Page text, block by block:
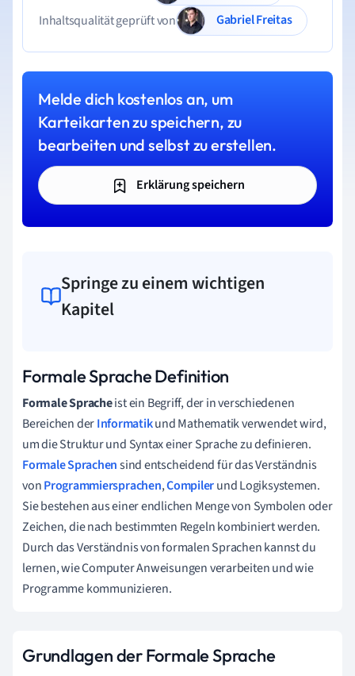
Inhaltsqualität geprüft von
Gabriel Freitas
Melde dich kostenlos an, um
Karteikarten zu speichern, zu
bearbeiten und selbst zu erstellen.
Erklärung speichern
Springe zu einem wichtigen
Kapitel
Formale Sprache Definition
Formale Spracheist ein Begriff, der in verschiedenen
Bereichen derInformatikund Mathematik verwendet wird,
um die Struktur und Syntax einer Sprache zu definieren.
Formale Sprachensind entscheidend für das Verständnis
vonProgrammiersprachen,Compilerund Logiksystemen.
Sie bestehen aus einer endlichen Menge von Symbolen oder
Zeichen, die nach bestimmten Regeln kombiniert werden.
Durch das Verständnis von formalen Sprachen kannst du
lernen, wie Computer Anweisungen verarbeiten und wie
Programme kommunizieren.
Grundlagen der Formale Sprache